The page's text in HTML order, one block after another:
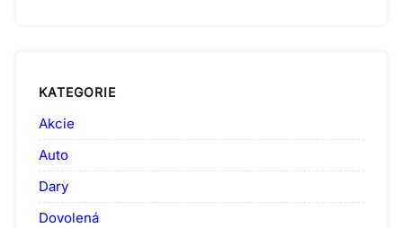
KATEGORIE
Akcie
Auto
Dary
Dovolená